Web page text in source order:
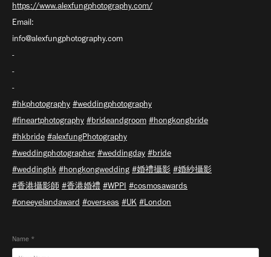
https://www.alexfungphotography.com/
Email:
info@alexfungphotography.com
-
-
-
#hkphotography #weddingphotography
#fineartphotography #brideandgroom #hongkongbride
#hkbride #alexfungPhotography
#weddingphotographer #weddingday #bride
#weddinghk #hongkongwedding #婚禮攝影 #婚紗攝影
#香港攝影師 #香港婚禮 #WPPI #cosmosawards
#oneeyelandaward #overseas #UK #London
Name *